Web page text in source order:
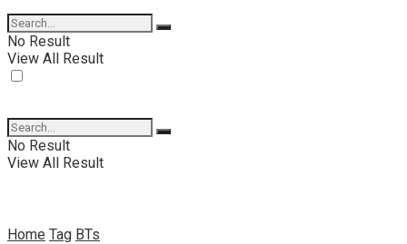
No Result
View All Result
No Result
View All Result
Home Tag BTs